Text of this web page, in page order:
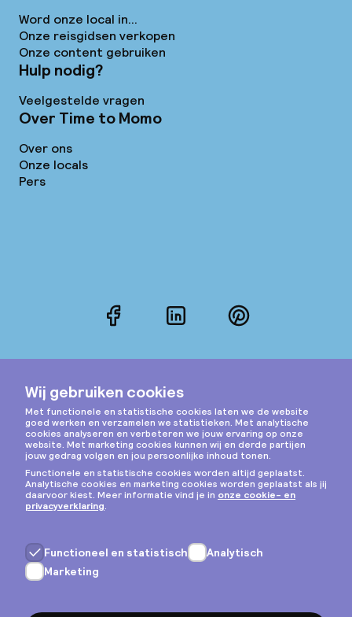
Word onze local in...
Onze reisgidsen verkopen
Onze content gebruiken
Hulp nodig?
Veelgestelde vragen
Over Time to Momo
Over ons
Onze locals
Pers
FacebookLinkedInPinterest
Instagram
Privacy & cookies
Algemene voorwaarden